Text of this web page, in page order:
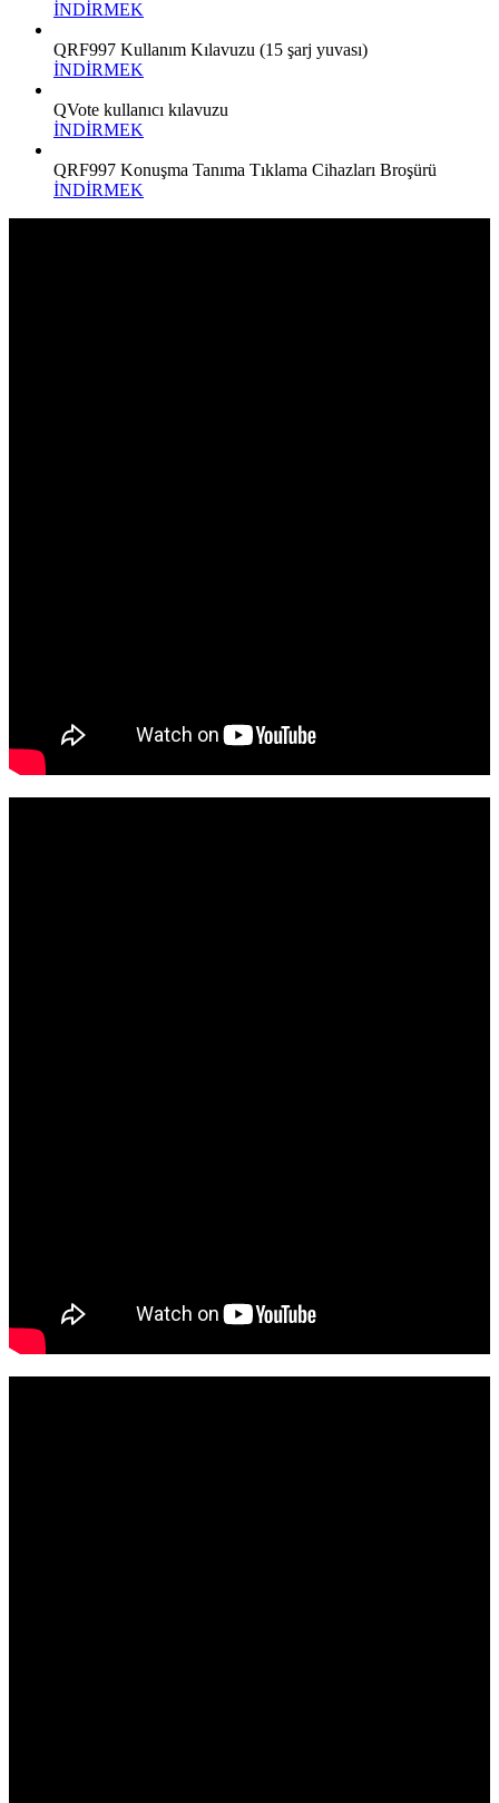
İNDİRMEK
QRF997 Kullanım Kılavuzu (15 şarj yuvası)
İNDİRMEK
QVote kullanıcı kılavuzu
İNDİRMEK
QRF997 Konuşma Tanıma Tıklama Cihazları Broşürü
İNDİRMEK